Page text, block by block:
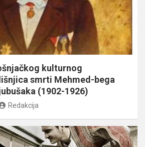
kulturnog
smrti Mehmed-bega
(1902-1926)
Redakcija